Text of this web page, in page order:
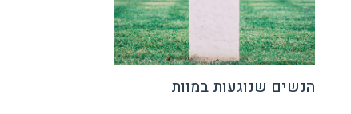
הנשים שנוגעות במוות